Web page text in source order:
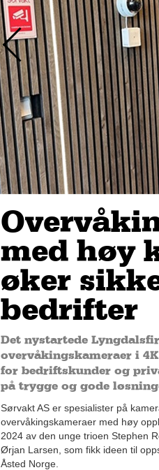
med høy
øker
bedrifter
Det nystartede
overvåkingskameraer i
for bedriftskunder og
på trygge og gode
Sørvakt AS er spesialister på
overvåkingskameraer med høy
2024 av den unge trioen Stephen
Ørjan Larsen, som fikk ideen til
Åsted Norge.